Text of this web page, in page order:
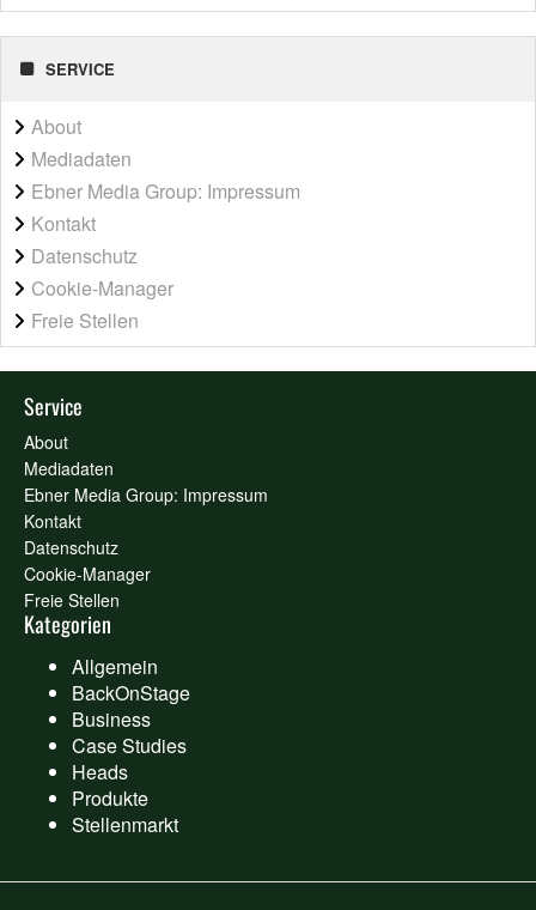
SERVICE
About
Mediadaten
Ebner Media Group: Impressum
Kontakt
Datenschutz
Cookie-Manager
Freie Stellen
Service
About
Mediadaten
Ebner Media Group: Impressum
Kontakt
Datenschutz
Cookie-Manager
Freie Stellen
Kategorien
Allgemein
BackOnStage
Business
Case Studies
Heads
Produkte
Stellenmarkt